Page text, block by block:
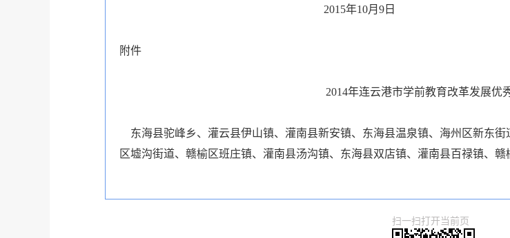
2015年10月 9 日
附件
2014年连云港市学前教育改革发展优
东海县驼峰乡、灌云县伊山镇、灌南县新安镇、东海县温泉镇、海州区新东
区墟沟街道、赣榆区班庄镇、灌南县汤沟镇、东海县双店镇、灌南县百禄镇、
扫一扫打开当前页